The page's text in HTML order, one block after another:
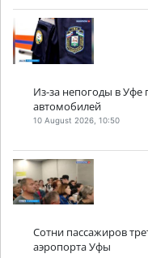
Из-за непогоды в
автомобилей
10 August 2026, 10:50
Сотни пассажиров
аэропорта Уфы